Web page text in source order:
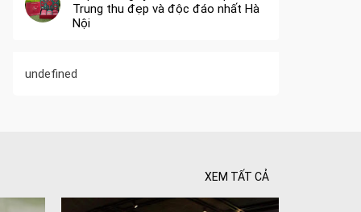
Trung thu đẹp và độc đáo nhất Hà
Nội
undefined
XEM TẤT CẢ